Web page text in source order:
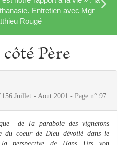
Entretien avec Mgr
Rougé
Père
Juillet - Aout 2001 - Page n° 97
de la parabole des vignerons
du coeur de Dieu dévoilé dans le